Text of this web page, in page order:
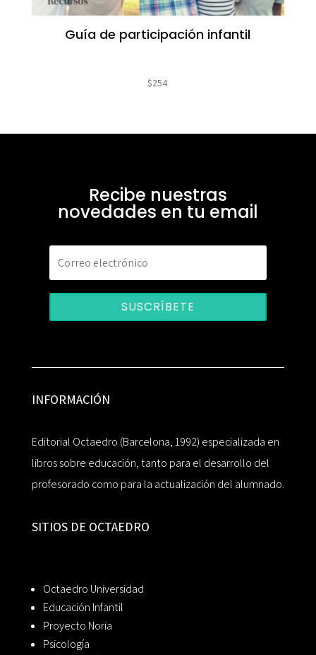
Guía de participación infantil
$254
Recibe nuestras
novedades en tu email
SUSCRÍBETE
INFORMACIÓN
Editorial Octaedro (Barcelona, 1992) especializada en
libros sobre educación, tanto para el desarrollo del
profesorado como para la actualización del alumnado.
SITIOS DE OCTAEDRO
Octaedro Universidad
Educación Infantil
Proyecto Noria
Psicología